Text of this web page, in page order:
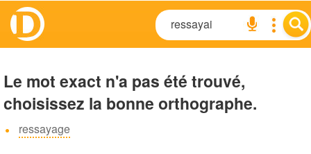
Le mot exact n'a pas été trouvé,
choisissez la bonne orthographe.
ressayage